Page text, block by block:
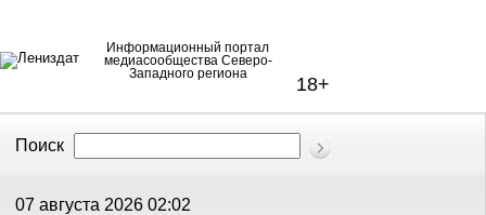
Информационный портал
медиасообщества Северо-
Западного региона
18+
Поиск
07 августа 2026 02:02